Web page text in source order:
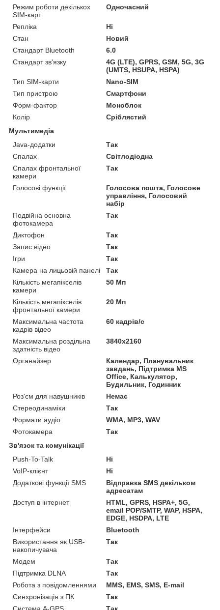
Режим роботи декількох
SIM-карт
Одночасний
Репліка
Ні
Стан
Новий
Стандарт Bluetooth
6.0
Стандарт зв'язку
4G (LTE), GPRS, GSM, 5G, 3G
(UMTS, HSUPA, HSPA)
Тип SIM-карти
Nano-SIM
Тип пристрою
Смартфони
Форм-фактор
Моноблок
Колір
Сріблястий
Мультимедіа
Java-додатки
Так
Спалах
Світлодіодна
Спалах фронтальної
камери
Так
Голосові функції
Голосова пошта, Голосове
управління, Голосовий
набір
Подвійна основна
фотокамера
Так
Диктофон
Так
Запис відео
Так
Ігри
Так
Камера на лицьовій панелі
Так
Кількість мегапікселів
камери
50 Мп
Кількість мегапікселів
фронтальної камери
20 Мп
Максимальна частота
кадрів відео
60 кадрів/с
Максимальна роздільна
здатність відео
3840x2160
Органайзер
Календар, Планувальник
завдань, Підтримка MS
Office, Калькулятор,
Будильник, Годинник
Роз'єм для навушників
Немає
Стереодинаміки
Так
Формати аудіо
WMA, MP3, WAV
Фотокамера
Так
Зв'язок та комунікації
Push-To-Talk
Ні
VoIP-клієнт
Ні
Додаткові функції SMS
Відправка SMS декільком
адресатам
Доступ в інтернет
HTML, GPRS, HSPA+, 5G,
email POP/SMTP, WAP, HSPA,
EDGE, HSDPA, LTE
Інтерфейси
Bluetooth
Використання як USB-
накопичувача
Так
Модем
Так
Підтримка DLNA
Так
Робота з повідомленнями
MMS, EMS, SMS, E-mail
Синхронізація з ПК
Так